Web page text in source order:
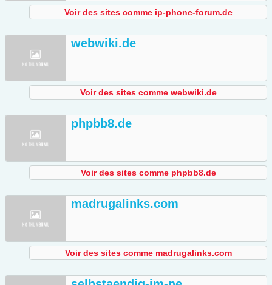
Voir des sites comme ip-phone-forum.de
webwiki.de
Voir des sites comme webwiki.de
phpbb8.de
Voir des sites comme phpbb8.de
madrugalinks.com
Voir des sites comme madrugalinks.com